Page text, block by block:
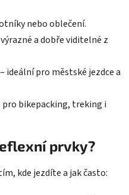
nebo oblečení.
a dobře viditelné z
– ideální pro městské jezdce a
pro bikepacking, treking i
prvky?
kde jezdíte a jak často: